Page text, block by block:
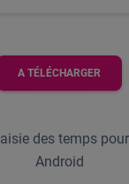
A TÉLÉCHARGER
des temps
Android